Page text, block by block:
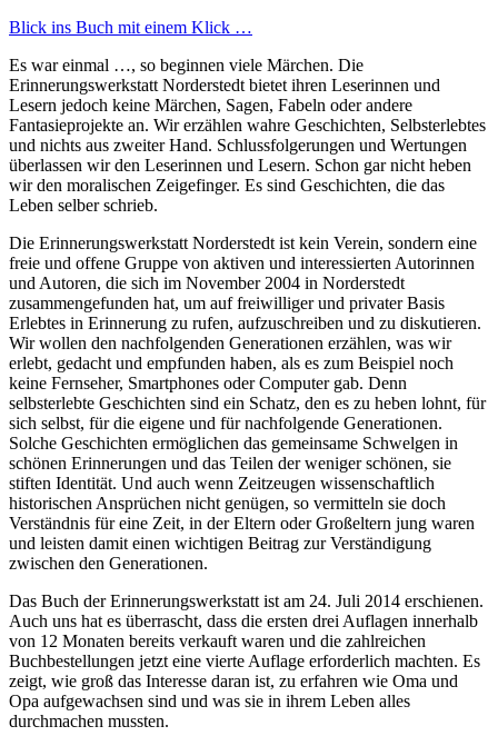
Blick ins Buch mit einem Klick …
Es war einmal …, so beginnen viele Märchen. Die
Erinnerungswerkstatt Norderstedt bietet ihren Leserinnen und
Lesern jedoch keine Märchen, Sagen, Fabeln oder andere
Fantasieprojekte an. Wir erzählen wahre Geschichten, Selbsterlebtes
und nichts aus zweiter Hand. Schlussfolgerungen und Wertungen
überlassen wir den Leserinnen und Lesern. Schon gar nicht heben
wir den moralischen Zeigefinger. Es sind Geschichten, die das
Leben selber schrieb.
Die Erinnerungswerkstatt Norderstedt ist kein Verein, sondern eine
freie und offene Gruppe von aktiven und interessierten Autorinnen
und Autoren, die sich im November 2004 in Norderstedt
zusammengefunden hat, um auf freiwilliger und privater Basis
Erlebtes in Erinnerung zu rufen, aufzuschreiben und zu diskutieren.
Wir wollen den nachfolgenden Generationen erzählen, was wir
erlebt, gedacht und empfunden haben, als es zum Beispiel noch
keine Fernseher, Smartphones oder Computer gab. Denn
selbsterlebte Geschichten sind ein Schatz, den es zu heben lohnt, für
sich selbst, für die eigene und für nachfolgende Generationen.
Solche Geschichten ermöglichen das gemeinsame Schwelgen in
schönen Erinnerungen und das Teilen der weniger schönen, sie
stiften Identität. Und auch wenn Zeitzeugen wissenschaftlich
historischen Ansprüchen nicht genügen, so vermitteln sie doch
Verständnis für eine Zeit, in der Eltern oder Großeltern jung waren
und leisten damit einen wichtigen Beitrag zur Verständigung
zwischen den Generationen.
Das Buch der Erinnerungswerkstatt ist am 24. Juli 2014 erschienen.
Auch uns hat es überrascht, dass die ersten drei Auflagen innerhalb
von 12 Monaten bereits verkauft waren und die zahlreichen
Buchbestellungen jetzt eine vierte Auflage erforderlich machten. Es
zeigt, wie groß das Interesse daran ist, zu erfahren wie Oma und
Opa aufgewachsen sind und was sie in ihrem Leben alles
durchmachen mussten.